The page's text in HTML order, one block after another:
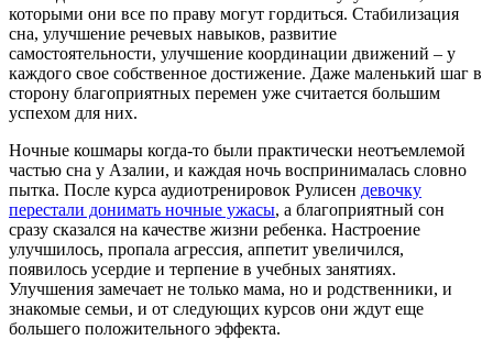
которыми они все по праву могут гордиться. Стабилизация
сна, улучшение речевых навыков, развитие
самостоятельности, улучшение координации движений – у
каждого свое собственное достижение. Даже маленький шаг в
сторону благоприятных перемен уже считается большим
успехом для них.
Ночные кошмары когда-то были практически неотъемлемой
частью сна у Азалии, и каждая ночь воспринималась словно
пытка. После курса аудиотренировок Рулисен девочку
перестали донимать ночные ужасы, а благоприятный сон
сразу сказался на качестве жизни ребенка. Настроение
улучшилось, пропала агрессия, аппетит увеличился,
появилось усердие и терпение в учебных занятиях.
Улучшения замечает не только мама, но и родственники, и
знакомые семьи, и от следующих курсов они ждут еще
большего положительного эффекта.